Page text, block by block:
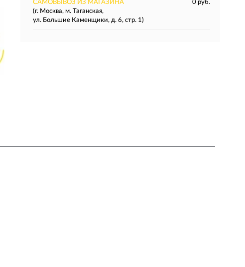
САМОВЫВОЗ ИЗ МАГАЗИНА
0 руб.
(г. Москва, м. Таганская,
ул. Большие Каменщики, д. 6, стр. 1)